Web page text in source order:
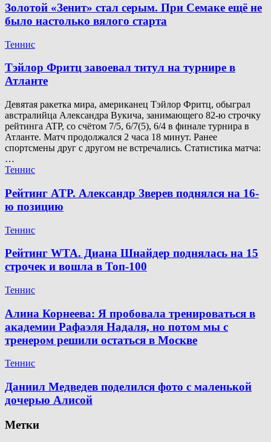
Золотой «Зенит» стал серым. При Семаке ещё не
было настолько вялого старта
Теннис
Тэйлор Фритц завоевал титул на турнире в
Атланте
Девятая ракетка мира, американец Тэйлор Фритц, обыграл
австралийца Александра Вукича, занимающего 82-ю строчку
рейтинга ATP, со счётом 7/5, 6/7(5), 6/4 в финале турнира в
Атланте. Матч продолжался 2 часа 18 минут. Ранее
спортсмены друг с другом не встречались. Статистика матча:
…
Теннис
Рейтинг ATP. Александр Зверев поднялся на 16-
ю позицию
Теннис
Рейтинг WTA. Диана Шнайдер поднялась на 15
строчек и вошла в Топ-100
Теннис
Алина Корнеева: Я пробовала тренироваться в
академии Рафаэля Надаля, но потом мы с
тренером решили остаться в Москве
Теннис
Даниил Медведев поделился фото с маленькой
дочерью Алисой
Метки